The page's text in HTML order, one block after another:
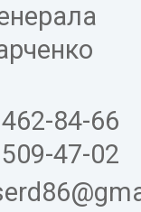
84-66
47-02